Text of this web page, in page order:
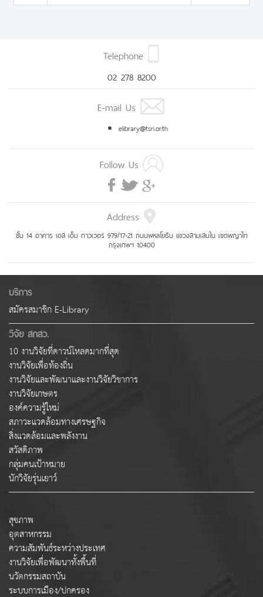
Telephone
02 278 8200
E-mail Us
elibrary@tsri.or.th
Follow Us
Address
ชั้น 14 อาคาร เอส เอ็ม ทาวเวอร์ 979/17-21 ถนนพหลโยธิน แขวงสามเสนใน เขตพญาไท
กรุงเทพฯ 10400
บริการ
สมัครสมาชิก E-Library
วิจัย สกสว.
10 งานวิจัยที่ดาวน์โหลดมากที่สุด
งานวิจัยเพื่อท้องถิ่น
งานวิจัยและพัฒนาและงานวิจัยวิชาการ
งานวิจัยเกษตร
องค์ความรู้ใหม่
สภาวะแวดล้อมทางเศรษฐกิจ
สิ่งแวดล้อมและพลังงาน
สวัสดิภาพ
กลุ่มคนเป้าหมาย
นักวิจัยรุ่นเยาว์
สุขภาพ
อุตสาหกรรม
ความสัมพันธ์ระหว่างประเทศ
งานวิจัยเพื่อพัฒนาทั้งพื้นที่
นวัตกรรมสถาบัน
ระบบการเมือง/ปกครอง